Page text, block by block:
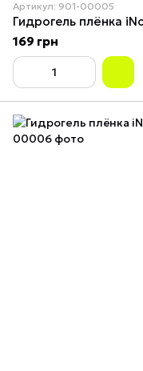
Артикул: 901-00005
Гидрогель плёнка
169 грн